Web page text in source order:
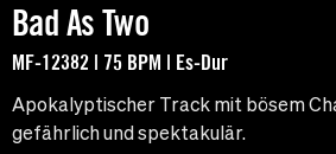
Bad As Two
MF-12382 | 75 BPM | Es-Dur
Apokalyptischer Track mit bösem
gefährlich und spektakulär.